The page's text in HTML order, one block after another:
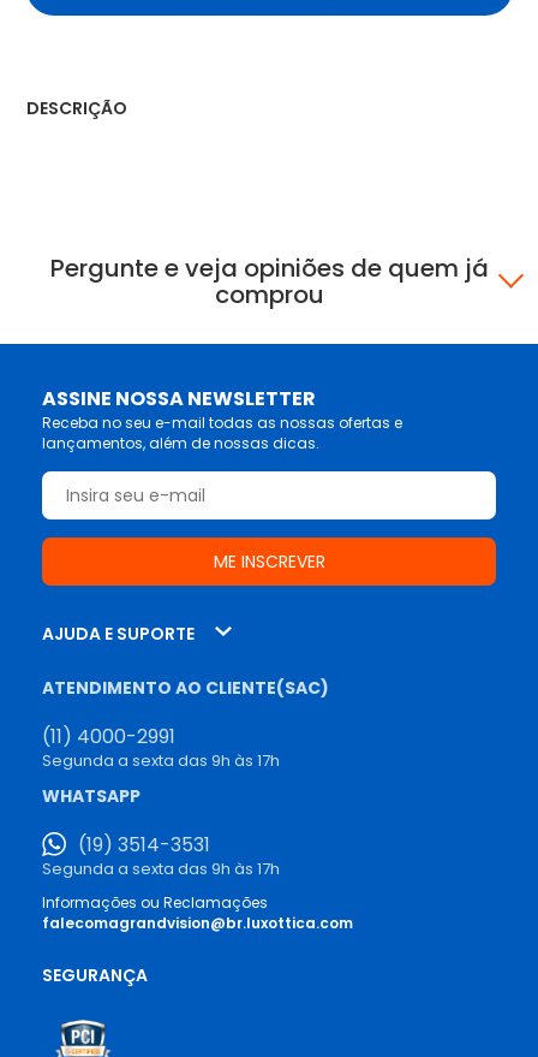
DESCRIÇÃO
Pergunte e veja opiniões de quem já
comprou
ASSINE NOSSA NEWSLETTER
Receba no seu e-mail todas as nossas ofertas e
lançamentos, além de nossas dicas.
AJUDA E SUPORTE
ATENDIMENTO AO CLIENTE(SAC)
(11) 4000-2991
Segunda a sexta das 9h às 17h
WHATSAPP
(19) 3514-3531
Segunda a sexta das 9h às 17h
Informações ou Reclamações
falecomagrandvision@br.luxottica.com
SEGURANÇA